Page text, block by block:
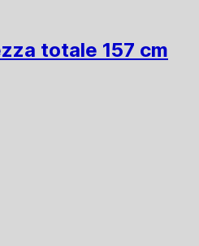
totale 157 cm